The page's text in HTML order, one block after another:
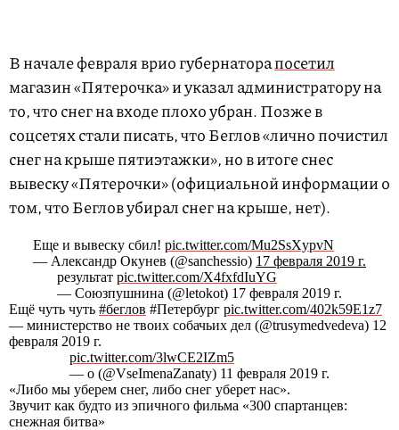
В начале февраля врио губернаторапосетил
магазин «Пятерочка» и указал администратору на
то, что снег на входе плохо убран. Позже в
соцсетях стали писать, что Беглов «лично почистил
снег на крыше пятиэтажки», но в итоге снес
вывеску «Пятерочки» (официальной информации о
том, что Беглов убирал снег на крыше, нет).
Еще и вывеску сбил! pic.twitter.com/Mu2SsXypvN
— Александр Окунев (@sanchessio) 17 февраля 2019 г.
результат pic.twitter.com/X4fxfdIuYG
— Союзпушнина (@letokot) 17 февраля 2019 г.
Ещё чуть чуть #беглов #Петербург pic.twitter.com/402k59E1z7
— министерство не твоих собачьих дел (@trusymedvedeva) 12
февраля 2019 г.
pic.twitter.com/3lwCE2IZm5
— о (@VseImenaZanaty) 11 февраля 2019 г.
«Либо мы уберем снег, либо снег уберет нас».
Звучит как будто из эпичного фильма «300 спартанцев:
снежная битва»